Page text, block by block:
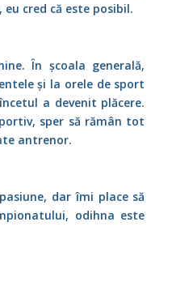
cred că este posibil.
În școala generală,
și la orele de sport
a devenit plăcere.
sper să rămân tot
antrenor.
dar îmi place să
odihna este